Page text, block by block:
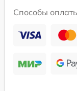
Способы